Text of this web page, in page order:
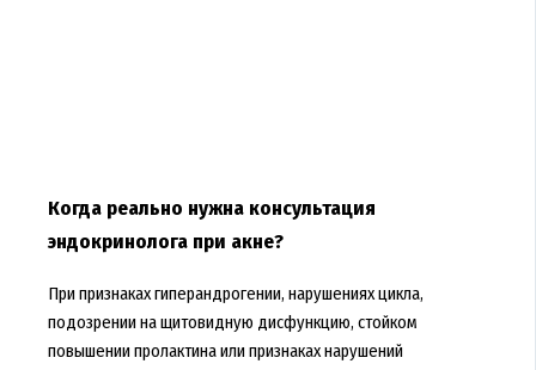
Когда реально нужна консультация
эндокринолога при акне?
При признаках гиперандрогении, нарушениях цикла,
подозрении на щитовидную дисфункцию, стойком
повышении пролактина или признаках нарушений